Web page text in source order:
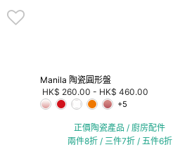
Manila 陶瓷圓形盤
HK$ 260.00 - HK$ 460.00
+5
正價陶瓷產品 / 廚房配件
兩件8折 / 三件7折 / 五件6折